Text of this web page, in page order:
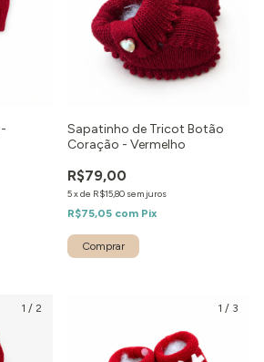
Sapatinho de Tricot Botão
Coração - Vermelho
R$79,00
5xde R$15,80 sem juros
R$75,05 com Pix
1 / 2 1 / 3